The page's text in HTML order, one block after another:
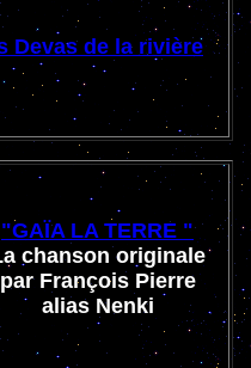
Devas de la rivière
"GAÏA LA TERRE "
chanson originale
par François Pierre
alias Nenki